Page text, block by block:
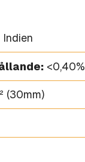
Indien
<0,40%
(30mm)